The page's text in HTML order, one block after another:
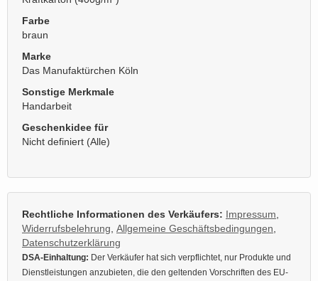
Farbe
braun
Marke
Das Manufaktürchen Köln
Sonstige Merkmale
Handarbeit
Geschenkidee für
Nicht definiert (Alle)
Rechtliche Informationen des Verkäufers: Impressum
Widerrufsbelehrung Allgemeine Geschäftsbedingungen
Datenschutzerklärung
DSA-Einhaltung: Der Verkäufer hat sich verpflichtet, nur Produkte und
Dienstleistungen anzubieten, die den geltenden Vorschriften des EU-